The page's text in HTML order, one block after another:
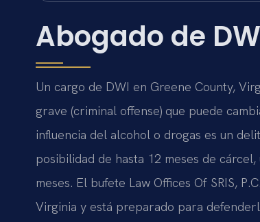
Abogado de
Un cargo de DWI en Greene County,
grave (criminal offense) que puede
influencia del alcohol o drogas es un
posibilidad de hasta 12 meses de
meses. El bufete Law Offices Of SRIS,
Virginia y está preparado para